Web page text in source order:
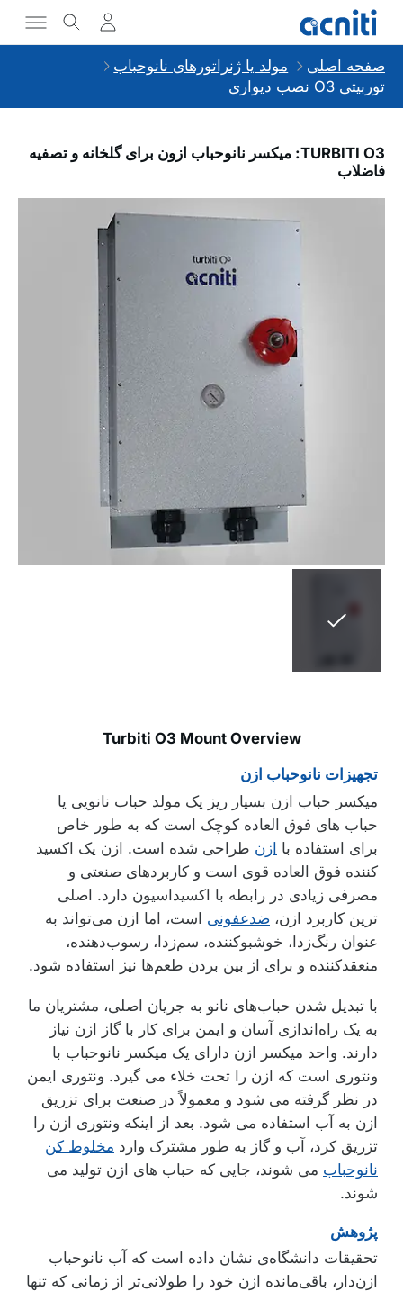
صفحه اصلی
مولد یا ژنراتورهای نانوحباب
توربیتی O3 نصب دیواری
TURBITI O3: میکسر نانوحباب ازون برای گلخانه و تصفیه
فاضلاب
Turbiti O3 Mount Overview
تجهیزات نانوحباب ازن
میکسر حباب ازن بسیار ریز یک مولد حباب نانویی یا
حباب های فوق العاده کوچک است که به طور خاص
برای استفاده با ازن طراحی شده است. ازن یک اکسید
کننده فوق العاده قوی است و کاربردهای صنعتی و
مصرفی زیادی در رابطه با اکسیداسیون دارد. اصلی
ترین کاربرد ازن، ضدعفونی است، اما ازن می‌تواند به
عنوان رنگ‌زدا، خوشبوکننده، سم‌زدا، رسوب‌دهنده،
منعقدکننده و برای از بین بردن طعم‌ها نیز استفاده شود.
با تبدیل شدن حباب‌های نانو به جریان اصلی، مشتریان ما
به یک راه‌اندازی آسان و ایمن برای کار با گاز ازن نیاز
دارند. واحد میکسر ازن دارای یک میکسر نانوحباب با
ونتوری است که ازن را تحت خلاء می گیرد. ونتوری ایمن
در نظر گرفته می شود و معمولاً در صنعت برای تزریق
ازن به آب استفاده می شود. بعد از اینکه ونتوری ازن را
تزریق کرد، آب و گاز به طور مشترک وارد مخلوط کن
نانوحباب می شوند، جایی که حباب های ازن تولید می
شوند.
پژوهش
تحقیقات دانشگاه‌ی نشان داده است که آب نانوحباب
ازن‌دار، باقی‌مانده ازن خود را طولانی‌تر از زمانی که تنها